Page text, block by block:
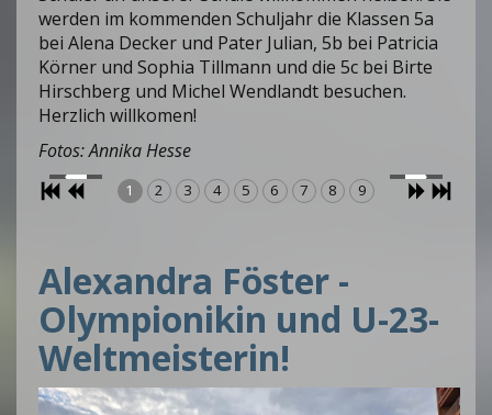
werden im kommenden Schuljahr die Klassen 5a
bei Alena Decker und Pater Julian, 5b bei Patricia
Körner und Sophia Tillmann und die 5c bei Birte
Hirschberg und Michel Wendlandt besuchen.
Herzlich willkomen!
Fotos: Annika Hesse
1 2 3 4 5 6 7 8 9
Alexandra Föster -
Olympionikin und U-23-
Weltmeisterin!